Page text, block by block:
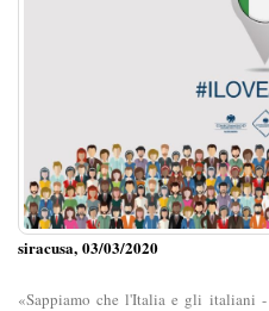
siracusa, 03/03/2020
«Sappiamo che l'Italia e gli italiani